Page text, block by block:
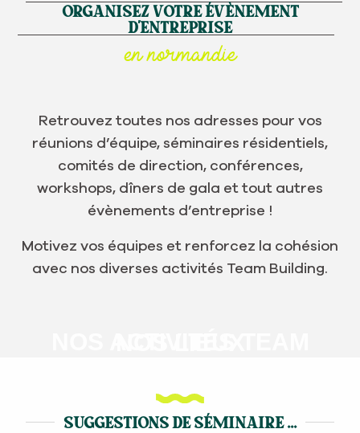
ORGANISEZ VOTRE ÉVÈNEMENT
D'ENTREPRISE
en normandie
Retrouvez toutes nos adresses pour vos
réunions d’équipe, séminaires résidentiels,
comités de direction, conférences,
workshops, dîners de gala et tout autres
évènements d’entreprise !
Motivez vos équipes et renforcez la cohésion
avec nos diverses activités Team Building.
SUGGESTIONS DE SÉMINAIRE ...